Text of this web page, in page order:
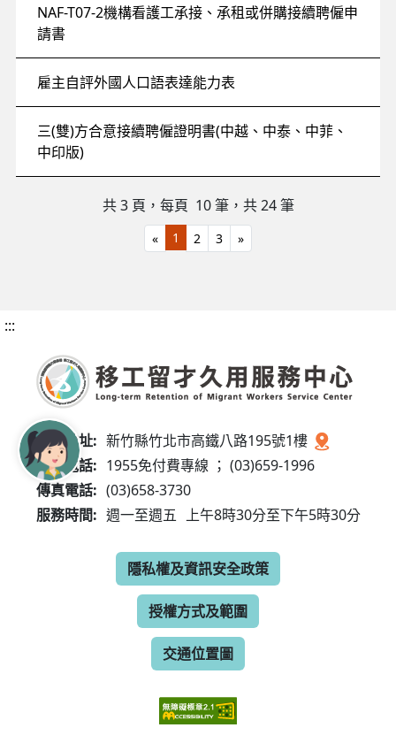
NAF-T07-2機構看護工承接、承租或併購接續聘僱申
請書
雇主自評外國人口語表達能力表
三(雙)方合意接續聘僱證明書(中越、中泰、中菲、
中印版)
共 3 頁，每頁 10筆，共 24 筆
« 1 2 3 »
:::
服務地址: 新竹縣竹北市高鐵八路195號1樓
服務電話: 1955免付費專線 ； (03)659-1996
傳真電話: (03)658-3730
服務時間: 週一至週五 上午8時30分至下午5時30分
隱私權及資訊安全政策
授權方式及範圍
交通位置圖